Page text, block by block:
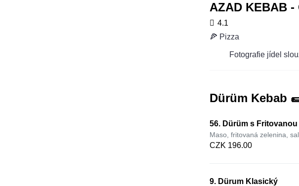
AZAD KEBAB -
4.1
🍕 Pizza
Fotografie jídel
Dürüm Kebab
56. Dürüm s
Maso, fritovaná zelenina,
CZK 196.00
9. Dürum Klasický